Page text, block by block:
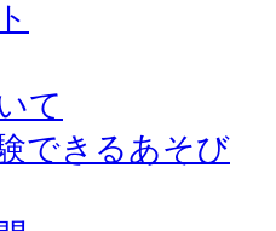
て
できるあそび